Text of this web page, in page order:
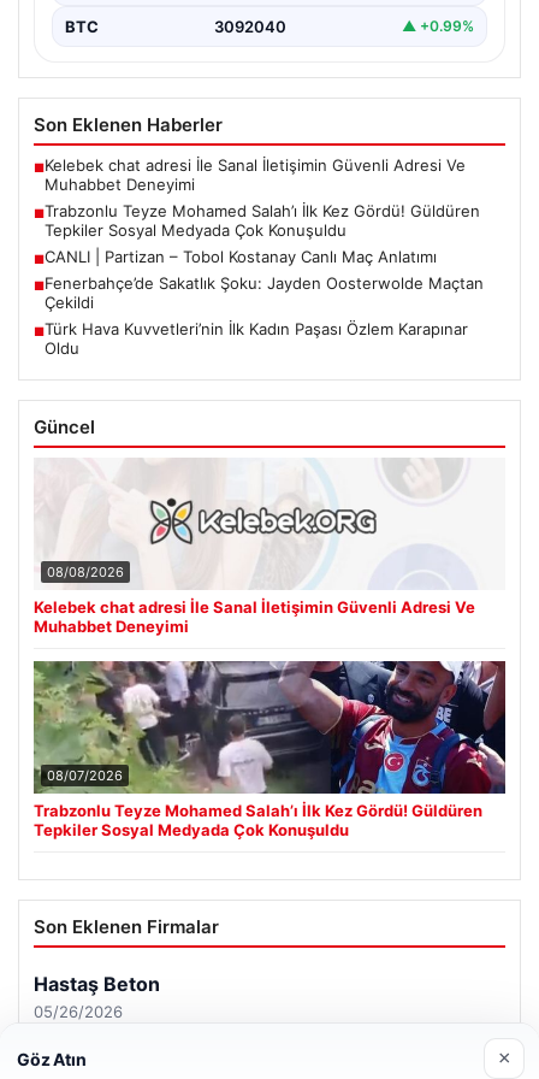
BTC 3092040 ▲ +0.99%
Son Eklenen Haberler
■Kelebek chat adresi İle Sanal İletişimin Güvenli Adresi Ve
Muhabbet Deneyimi
■Trabzonlu Teyze Mohamed Salah’ı İlk Kez Gördü! Güldüren
Tepkiler Sosyal Medyada Çok Konuşuldu
■CANLI | Partizan – Tobol Kostanay Canlı Maç Anlatımı
■Fenerbahçe’de Sakatlık Şoku: Jayden Oosterwolde Maçtan
Çekildi
■Türk Hava Kuvvetleri’nin İlk Kadın Paşası Özlem Karapınar
Oldu
Güncel
08/08/2026
Kelebek chat adresi İle Sanal İletişimin Güvenli Adresi Ve
Muhabbet Deneyimi
08/07/2026
Trabzonlu Teyze Mohamed Salah’ı İlk Kez Gördü! Güldüren
Tepkiler Sosyal Medyada Çok Konuşuldu
Son Eklenen Firmalar
Hastaş Beton
05/26/2026
Göz Atın ×